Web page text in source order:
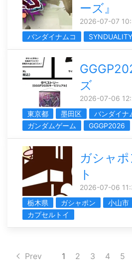
ーズ』
2026-07-07
バンダイナムコ
SYNDUALITY
ズ
2026-07-06
東京都
墨田区
バンダイナ
ガンダムゲーム
GGGP2026
ガシャ
ト
2026-07-06
栃木県
ガシャポン 小山市
カプセルトイ
Prev 1 2 3 4 5